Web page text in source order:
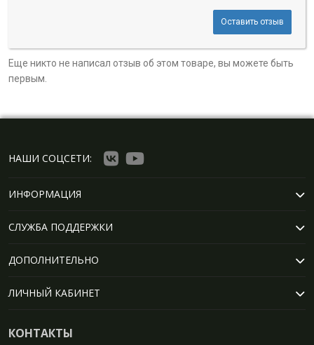
Оставить отзыв
Еще никто не написал отзыв об этом товаре, вы можете быть
первым.
НАШИ СОЦСЕТИ:
ИНФОРМАЦИЯ
СЛУЖБА ПОДДЕРЖКИ
ДОПОЛНИТЕЛЬНО
ЛИЧНЫЙ КАБИНЕТ
КОНТАКТЫ